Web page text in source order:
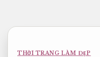
nội
THỜI TRANG LÀM ĐẸP